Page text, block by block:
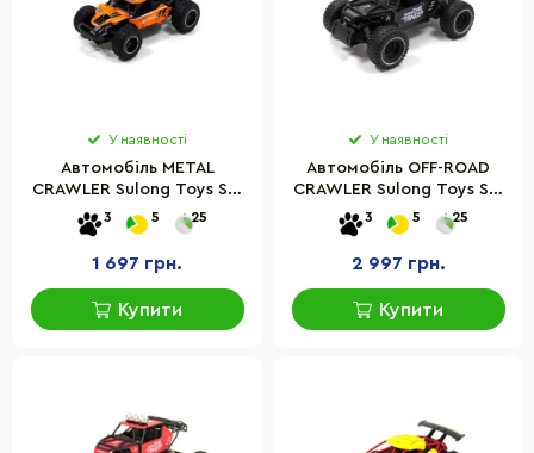
У наявності
Автомобіль METAL
CRAWLER Sulong Toys SL-
230RHO на р/к - S-REX
3 5 25
1 697 грн.
Купити
У наявності
Автомобіль OFF-ROAD
CRAWLER Sulong Toys SL-
309RHMBl на р/к – RACE
3 5 25
2 997 грн.
Купити